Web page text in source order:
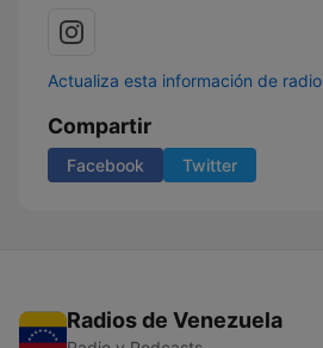
Actualiza esta información de radio
Compartir
Facebook Twitter
Radios de Venezuela